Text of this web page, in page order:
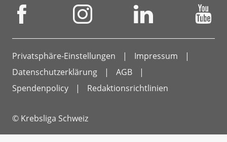
Privatsphäre-Einstellungen
Impressum
Datenschutzerklärung
AGB
Spendenpolicy
Redaktionsrichtlinien
© Krebsliga Schweiz